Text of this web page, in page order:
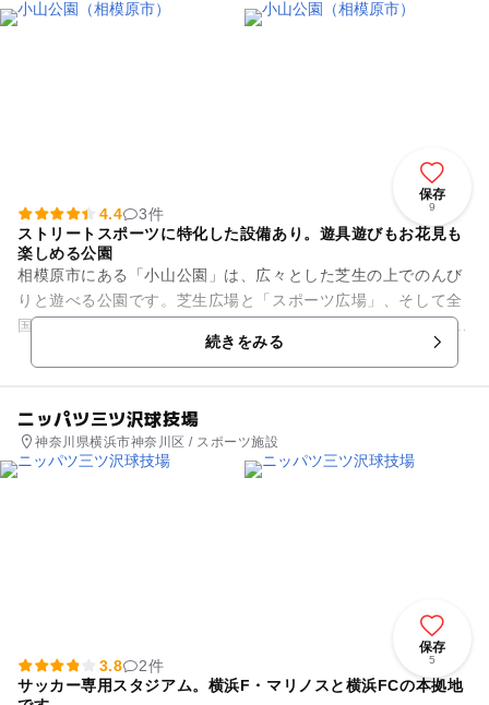
保存
9
4.4
3件
ストリートスポーツに特化した設備あり。遊具遊びもお花見も
楽しめる公園
相模原市にある「小山公園」は、広々とした芝生の上でのんび
りと遊べる公園です。芝生広場と「スポーツ広場」、そして全
国的にも珍しい「ニュースポーツ広場」を備えています。 芝生
続きをみる
ニッパツ三ツ沢球技場
神奈川県横浜市神奈川区 / スポーツ施設
保存
5
3.8
2件
サッカー専用スタジアム。横浜F・マリノスと横浜FCの本拠地